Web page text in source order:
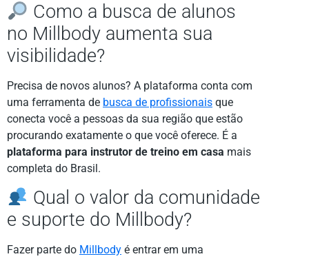
Como a busca de alunos
no Millbody aumenta sua
visibilidade?
Precisa de novos alunos? A plataforma conta com
uma ferramenta de busca de profissionais que
conecta você a pessoas da sua região que estão
procurando exatamente o que você oferece. É a
plataforma para instrutor de treino em casa mais
completa do Brasil.
Qual o valor da comunidade
e suporte do Millbody?
Fazer parte do Millbody é entrar em uma